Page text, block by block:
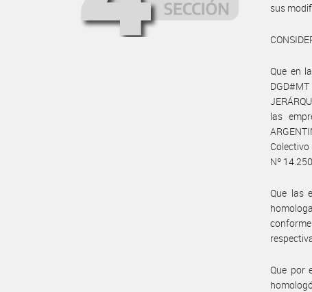
sus
Que en
las
Nº
Que las
Que por